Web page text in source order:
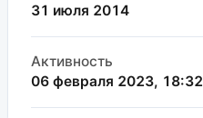
31 июля 2014
Активность
06 февраля 2023, 18:32